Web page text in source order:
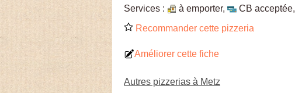
Services :
à emporter, CB acceptée,
Recommander cette pizzeria
Améliorer cette fiche
Autres pizzerias à Metz